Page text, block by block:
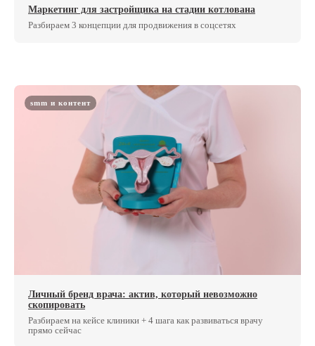
Маркетинг для застройщика на стадии котлована
Разбираем 3 концепции для продвижения в соцсетях
smm и контент
Личный бренд врача: актив, который невозможно
скопировать
Разбираем на кейсе клиники + 4 шага как развиваться врачу
прямо сейчас